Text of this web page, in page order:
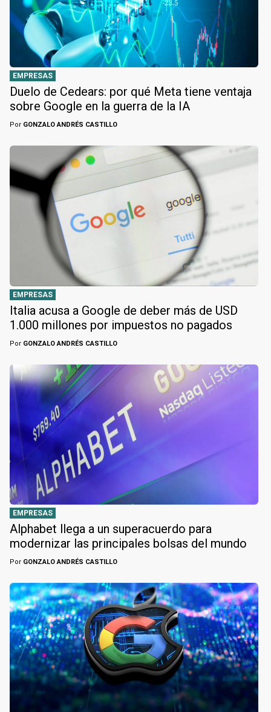
EMPRESAS
Duelo de Cedears: por qué Meta tiene ventaja
sobre Google en la guerra de la IA
Por GONZALO ANDRÉS CASTILLO
EMPRESAS
Italia acusa a Google de deber más de USD
1.000 millones por impuestos no pagados
Por GONZALO ANDRÉS CASTILLO
EMPRESAS
Alphabet llega a un superacuerdo para
modernizar las principales bolsas del mundo
Por GONZALO ANDRÉS CASTILLO